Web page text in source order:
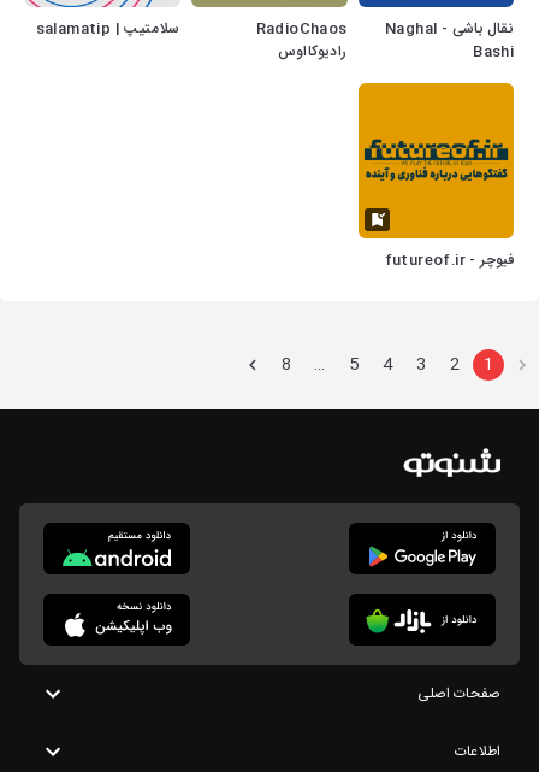
نقال باشی - Naghal
Bashi
RadioChaos
رادیوکااوس
سلامتیپ | salamatip
فیوچر - futureof.ir
1
2
3
4
5
…
8
صفحات اصلی
اطلاعات